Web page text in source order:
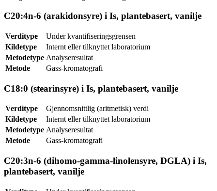
C20:4n-6 (arakidonsyre) i Is, plantebasert, vanilje
Verditype
Under kvantifiseringsgrensen
Kildetype
Internt eller tilknyttet laboratorium
Metodetype Analyseresultat
Metode
Gass-kromatografi
C18:0 (stearinsyre) i Is, plantebasert, vanilje
Verditype
Gjennomsnittlig (aritmetisk) verdi
Kildetype
Internt eller tilknyttet laboratorium
Metodetype Analyseresultat
Metode
Gass-kromatografi
C20:3n-6 (dihomo-gamma-linolensyre, DGLA) i Is,
plantebasert, vanilje